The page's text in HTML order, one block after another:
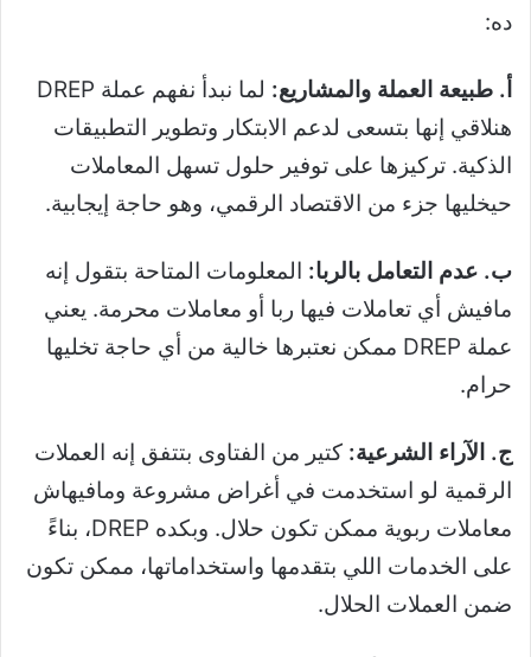
ده:
أ. طبيعة العملة والمشاريع:
لما نبدأ نفهم عملة DREP
هنلاقي إنها بتسعى لدعم الابتكار وتطوير التطبيقات
الذكية. تركيزها على توفير حلول تسهل المعاملات
حيخليها جزء من الاقتصاد الرقمي، وهو حاجة إيجابية.
ب. عدم التعامل بالربا: المعلومات المتاحة بتقول إنه
مافيش أي تعاملات فيها ربا أو معاملات محرمة. يعني
عملة DREP ممكن نعتبرها خالية من أي حاجة تخليها
حرام.
ج. الآراء الشرعية: كتير من الفتاوى بتتفق إنه العملات
الرقمية لو استخدمت في أغراض مشروعة ومافيهاش
معاملات ربوية ممكن تكون حلال. وبكده DREP، بناءً
على الخدمات اللي بتقدمها واستخداماتها، ممكن تكون
ضمن العملات الحلال.